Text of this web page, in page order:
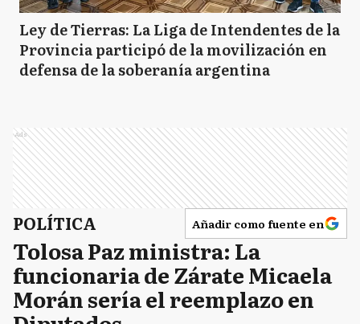
Ley de Tierras: La Liga de Intendentes de la
Provincia participó de la movilización en
defensa de la soberanía argentina
Ads
POLÍTICA Añadir como fuente en
Tolosa Paz ministra: La
funcionaria de Zárate Micaela
Morán sería el reemplazo en